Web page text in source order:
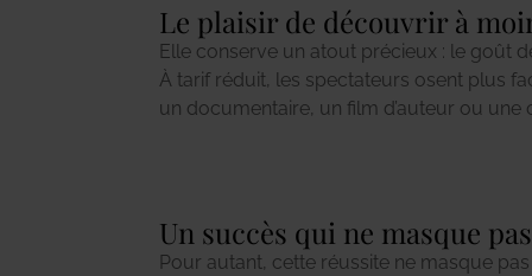
Le plaisir de découvrir à
Elle conserve un atout précieux : le goût
À tarif réduit, les spectateurs osent plus
un documentaire, un film d’auteur ou une
plein tarif. Un bon film pour le prix d’un
Un succès qui ne masque
Pour autant, cette réussite ne masque
consommation ont affaibli l’impact des